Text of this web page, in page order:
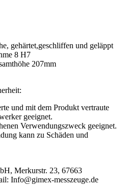
gehärtet,geschliffen und geläppt
8 H7
207mm
und mit dem Produkt vertraute
geeignet.
Verwendungszweck geeignet.
kann zu Schäden und
Merkurstr. 23, 67663
Info@gimex-messzeuge.de